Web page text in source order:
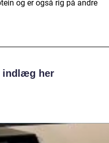
og er også rig på andre
indlæg her